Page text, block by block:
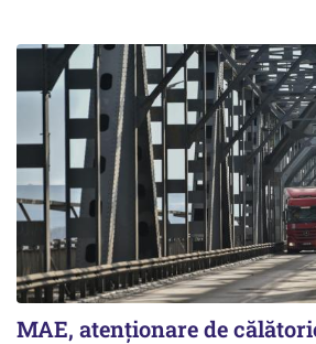
MAE, atenționare de